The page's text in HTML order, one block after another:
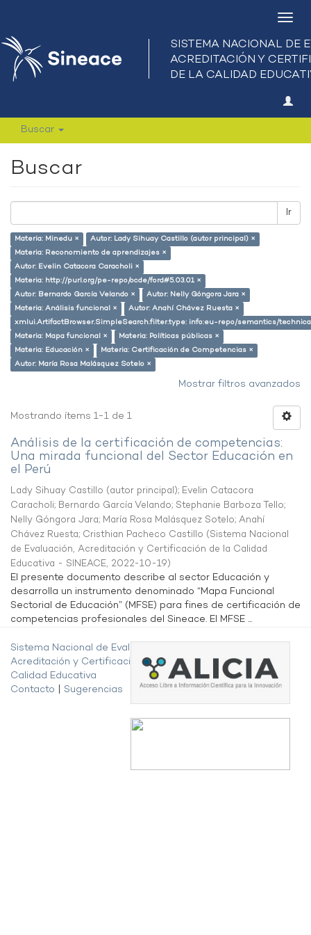
Buscar
Buscar
Ir
Materia: Minedu ×
Autor: Lady Sihuay Castillo (autor principal) ×
Materia: Reconomiento de aprendizajes ×
Autor: Evelin Catacora Caracholi ×
Materia: http://purl.org/pe-repo/ocde/ford#5.03.01 ×
Autor: Bernardo García Velando ×
Autor: Nelly Góngora Jara ×
Materia: Análisis funcional ×
Autor: Anahí Chávez Ruesta ×
xmlui.ArtifactBrowser.SimpleSearch.filter.type: info:eu-repo/semantics/
Materia: Mapa funcional ×
Materia: Políticas públicas ×
Materia: Educación ×
Materia: Certificación de Competencias ×
Autor: María Rosa Malásquez Sotelo ×
Mostrar filtros avanzados
Mostrando ítems 1-1 de 1
Análisis de la certificación de competencias:
Una mirada funcional del Sector Educación en
el Perú
Lady Sihuay Castillo (autor principal); Evelin Catacora
Caracholi; Bernardo García Velando; Stephanie Barboza Tello;
Nelly Góngora Jara; María Rosa Malásquez Sotelo; Anahí
Chávez Ruesta; Cristhian Pacheco Castillo (Sistema Nacional
de Evaluación, Acreditación y Certificación de la Calidad
Educativa - SINEACE, 2022-10-19)
El presente documento describe al sector Educación y
desarrolla un instrumento denominado “Mapa Funcional
Sectorial de Educación” (MFSE) para fines de certificación de
competencias profesionales del Sineace. El MFSE ...
Sistema Nacional de Evaluación,
Acreditación y Certificación de la
Calidad Educativa
Contacto
Sugerencias